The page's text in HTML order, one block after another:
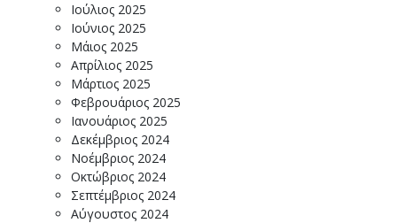
Ιούλιος 2025
Ιούνιος 2025
Μάιος 2025
Απρίλιος 2025
Μάρτιος 2025
Φεβρουάριος 2025
Ιανουάριος 2025
Δεκέμβριος 2024
Νοέμβριος 2024
Οκτώβριος 2024
Σεπτέμβριος 2024
Αύγουστος 2024